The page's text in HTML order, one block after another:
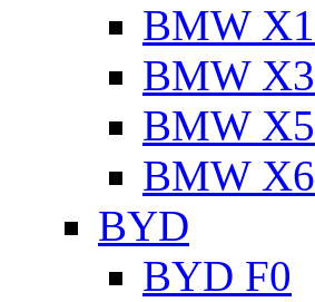
BMW X1
BMW X3
BMW X5
BMW X6
BYD
BYD F0